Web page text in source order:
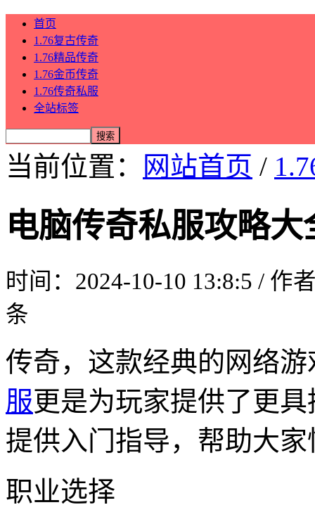
首页
1.76复古传奇
1.76精品传奇
1.76金币传奇
1.76传奇私服
全站标签
当前位置： 网站首页 /
电脑传奇私服攻略
时间：2024-10-10 13:8:5 / 作
条
传奇，这款经典的网络
服更是为玩家提供了更
提供入门指导，帮助大
职业选择